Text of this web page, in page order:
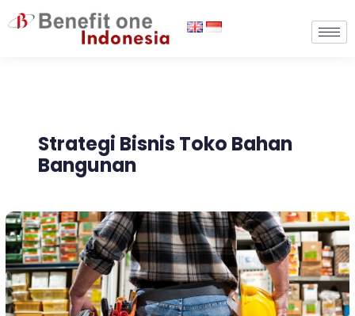
Lewati
ke
Strategi Bisnis Toko Bahan
Bangunan
8
Strategi
Bisnis
Toko
Bahan